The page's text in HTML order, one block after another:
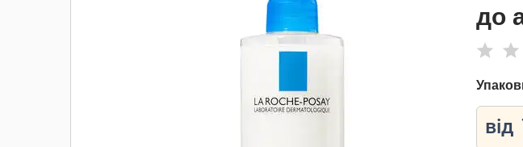
до
від